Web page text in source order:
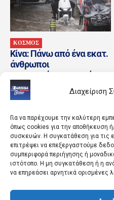
Διαχείριση
Για να παρέχουμε την καλύτερη
όπως cookies για την αποθήκευση
συσκευών. Η συγκατάθεση για τις
επιτρέψει να επεξεργαστούμε
συμπεριφορά περιήγησης ή
ιστότοπο. Η μη συγκατάθεση ή η
να επηρεάσει αρνητικά ορισμένες
ΚΟΣΜΟΣ
Κίνα: Πάνω από ένα εκατ.
άνθρωποι
απομακρύνονται από τις
εστίες τους λόγω του
τυφώνα...
ΚΟΣΜΟΣ